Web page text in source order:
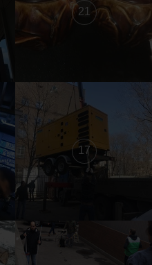
21
17